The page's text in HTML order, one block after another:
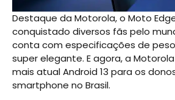
Destaque da Motorola, o Moto
conquistado diversos fãs pelo
conta com especificações de
super elegante. E agora, a
mais atual Android 13 para os
smartphone no Brasil.